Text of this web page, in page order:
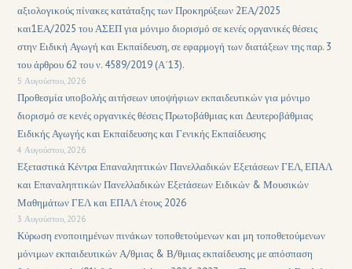
αξιολογικούς πίνακες κατάταξης των Προκηρύξεων 2ΕΑ/2025
και1ΕΑ/2025 του ΑΣΕΠ για μόνιμο διορισμό σε κενές οργανικές θέσεις
στην Ειδική Αγωγή και Εκπαίδευση, σε εφαρμογή των διατάξεων της παρ. 3
του άρθρου 62 του ν. 4589/2019 (Α΄13).
5 Αυγούστου, 2026
Προθεσμία υποβολής αιτήσεων υποψήφιων εκπαιδευτικών για μόνιμο
διορισμό σε κενές οργανικές θέσεις Πρωτοβάθμιας και Δευτεροβάθμιας
Ειδικής Αγωγής και Εκπαίδευσης και Γενικής Εκπαίδευσης
4 Αυγούστου, 2026
Εξεταστικά Κέντρα Επαναληπτικών Πανελλαδικών Εξετάσεων ΓΕΛ, ΕΠΑΛ
και Επαναληπτικών Πανελλαδικών Εξετάσεων Ειδικών & Μουσικών
Μαθημάτων ΓΕΛ και ΕΠΑΛ έτους 2026
3 Αυγούστου, 2026
Κύρωση ενοποιημένων πινάκων τοποθετούμενων και μη τοποθετούμενων
μόνιμων εκπαιδευτικών Α/θμιας & Β/θμιας εκπαίδευσης με απόσπαση